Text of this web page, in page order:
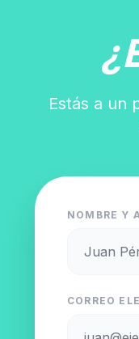
Estás a un
NOMBRE Y
CORREO